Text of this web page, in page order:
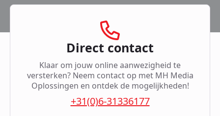
Direct contact
Klaar om jouw online aanwezigheid te
versterken? Neem contact op met MH Media
Oplossingen en ontdek de mogelijkheden!
+31(0)6-31336177